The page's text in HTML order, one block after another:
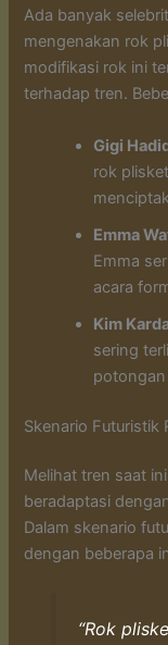
Ada banyak
mengenakan rok
modifikasi rok ini
terhadap tren.
Gigi
rok
Emma
Emma
acara
Kim
sering
Skenario Futuristik
Melihat tren saat
beradaptasi
Dalam skenario
dengan beberapa
“Rok